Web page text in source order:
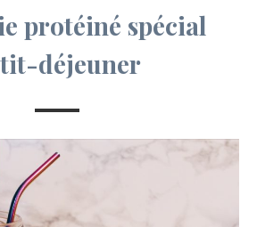
protéiné spécial
déjeuner